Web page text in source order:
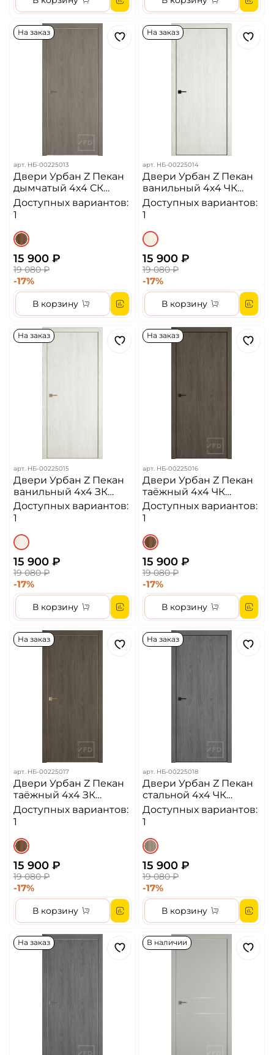
На заказ
арт. НБ-00225013
Двери Урбан Z Пекан
дымчатый 4х4 СК
Алюминиевая кромка
ДГ
Доступных вариантов:
1
15 900 ₽
19 080 ₽
-17%
В корзину
На заказ
арт. НБ-00225014
Двери Урбан Z Пекан
ванильный 4х4 ЧК
Алюминиевая кромка
ДГ
Доступных вариантов:
1
15 900 ₽
19 080 ₽
-17%
В корзину
На заказ
арт. НБ-00225015
Двери Урбан Z Пекан
ванильный 4х4 ЗК
Алюминиевая кромка
ДГ
Доступных вариантов:
1
15 900 ₽
19 080 ₽
-17%
В корзину
На заказ
арт. НБ-00225016
Двери Урбан Z Пекан
таёжный 4х4 ЧК
Алюминиевая кромка
ДГ
Доступных вариантов:
1
15 900 ₽
19 080 ₽
-17%
В корзину
На заказ
арт. НБ-00225017
Двери Урбан Z Пекан
таёжный 4х4 ЗК
Алюминиевая кромка
ДГ
Доступных вариантов:
1
15 900 ₽
19 080 ₽
-17%
В корзину
На заказ
арт. НБ-00225018
Двери Урбан Z Пекан
стальной 4х4 ЧК
Алюминиевая кромка
ДГ
Доступных вариантов:
1
15 900 ₽
19 080 ₽
-17%
В корзину
На заказ В наличии